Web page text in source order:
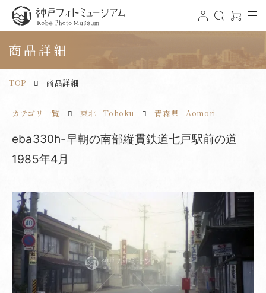
神戸フォトミュージアム
ロ
グ 索
0
ア
t
g
a
商品詳細
TOP 商品詳細
カテゴリ一覧 東北 - Tohoku 青森県 - Aomori
eba330h-早朝の南部縦貫鉄道七戸駅前の道
1985年4月